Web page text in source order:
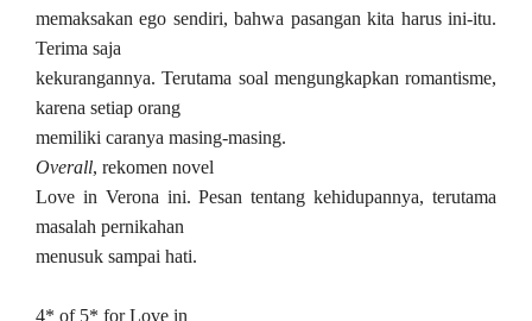
memaksakan ego sendiri, bahwa pasangan kita harus ini-itu.
Terima saja
kekurangannya. Terutama soal mengungkapkan romantisme,
karena setiap orang
memiliki caranya masing-masing.
Overall, rekomen novel
Love in Verona ini. Pesan tentang kehidupannya, terutama
masalah pernikahan
menusuk sampai hati.
4* of 5* for Love in